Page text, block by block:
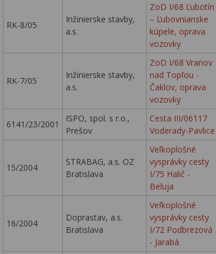
RK-8/05
Inžinierske stavby,
a.s.
ZoD I/68 Ľubotín
– Ľubovnianske
kúpele, oprava
vozovky
RK-7/05
Inžinierske stavby,
a.s.
ZoD I/68 Vranov
nad Topľou -
Čaklov, oprava
vozovky
6141/23/2001
ISPO, spol. s r.o.,
Prešov
Cesta III/06117
Voderady-Pavlice
15/2004
STRABAG, a.s. OZ
Bratislava
Veľkoplošné
vysprávky cesty
I/75 Halič -
Beluja
16/2004
Doprastav, a.s.
Bratislava
Veľkoplošné
vysprávky cesty
I/72 Podbrezová
- Jarabá